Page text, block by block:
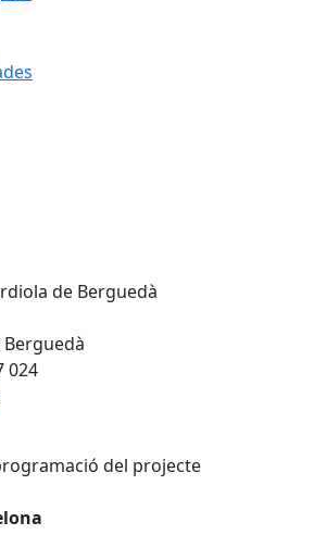
de Berguedà
024
del projecte